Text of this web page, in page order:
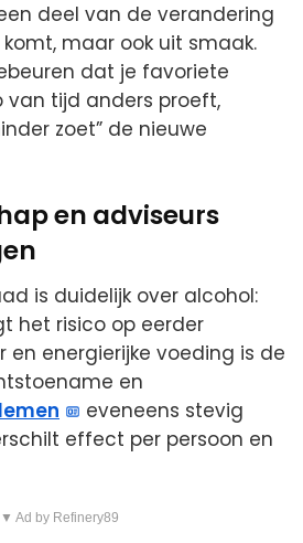
deel van de verandering
maar ook uit smaak.
dat je favoriete
van tijd anders proeft,
zoet” de nieuwe
en adviseurs
is duidelijk over alcohol:
het risico op eerder
en energierijke voeding is de
en
eveneens stevig
effect per persoon en
▼ Ad by Refinery89